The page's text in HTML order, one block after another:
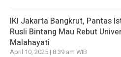
IKI Jakarta Bangkrut, Pantas
Rusli Bintang Mau Rebut
Malahayati
April 10, 2025 | 8:39 am WIB